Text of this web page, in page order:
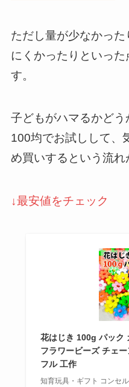
ただし量が少なかっ
にくかったりといっ
す。
子どもがハマるかど
100均でお試しして、
め買いするという流れ
↓最安値をチェック
花はじき 100g パック
フラワービーズ チェ
フル 工作
知育玩具・ギフト コンセ